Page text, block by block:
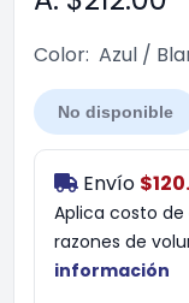
Color: Azul /
No disponible
Envío
Aplica costo
razones de
información